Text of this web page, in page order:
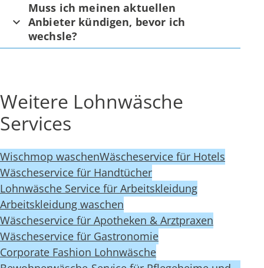
Muss ich meinen aktuellen
Anbieter kündigen, bevor ich
wechsle?
Weitere Lohnwäsche
Services
Wischmop waschenWäscheservice für Hotels
Wäscheservice für Handtücher
Lohnwäsche Service für Arbeitskleidung
Arbeitskleidung waschen
Wäscheservice für Apotheken & Arztpraxen
Wäscheservice für Gastronomie
Corporate Fashion Lohnwäsche